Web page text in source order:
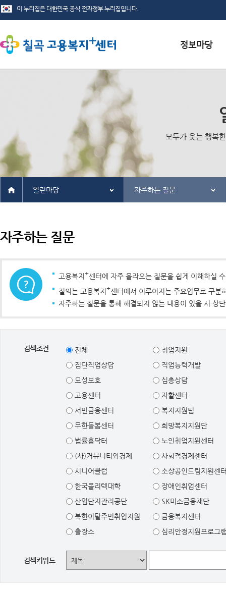
관련사이트
모두가 웃는 행복
열린마당 자주하는 질문
자주하는 질문
고용복지 +센터에 자주 올라오는 질문을 쉽게 이해하실
질의는 고용복지+센터에서 이루어지는 주요업무로 구
자주하는 질문을 통해 해결되지 않는 내용이 있을 시 상
검색조건 전체
취업지원
집단직업상담
직업능력개발
모성보호
심층상담
고용센터
자활센터
서민금융센터
복지지원팀
무한돌봄센터
희망복지지원단
법률홈닥터
노인취업지원센터
(사)커뮤니티와경제
사회적경제센터
시니어클럽
소상공인드림지원센
한국폴리텍대학
장애인취업센터
산업단지관리공단
SK미소금융재단
북한이탈주민취업지원
금융복지센터
출장소
심리안정지원프로그
검색키워드